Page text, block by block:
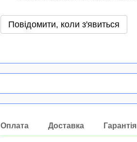
Повідомити, коли з'явиться
Оплата Доставка Гарантія